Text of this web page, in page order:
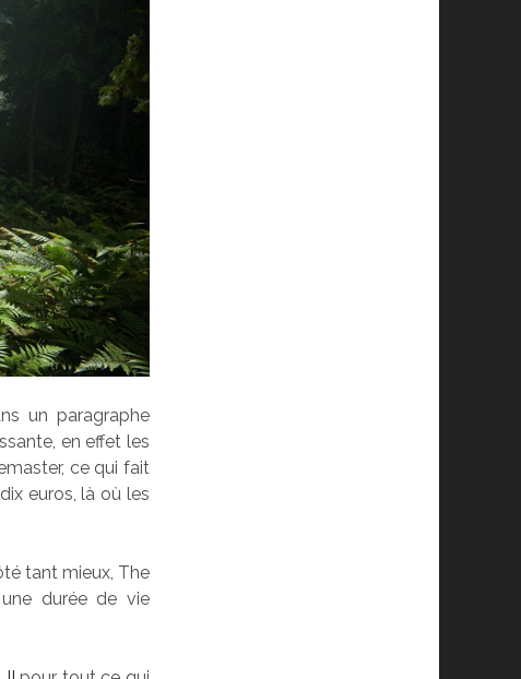
un paragraphe
en effet les
ce qui fait
euros, là où les
tant mieux, The
durée de vie